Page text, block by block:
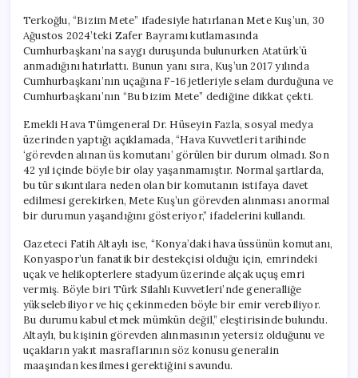
Terkoğlu, “Bizim Mete” ifadesiyle hatırlanan Mete Kuş’un, 30
Ağustos 2024’teki Zafer Bayramı kutlamasında
Cumhurbaşkanı’na saygı duruşunda bulunurken Atatürk’ü
anmadığını hatırlattı. Bunun yanı sıra, Kuş’un 2017 yılında
Cumhurbaşkanı’nın uçağına F-16 jetleriyle selam durduğuna ve
Cumhurbaşkanı’nın “Bu bizim Mete” dediğine dikkat çekti.
Emekli Hava Tümgeneral Dr. Hüseyin Fazla, sosyal medya
üzerinden yaptığı açıklamada, “Hava Kuvvetleri tarihinde
‘görevden alınan üs komutanı’ görülen bir durum olmadı. Son
42 yıl içinde böyle bir olay yaşanmamıştır. Normal şartlarda,
bu tür sıkıntılara neden olan bir komutanın istifaya davet
edilmesi gerekirken, Mete Kuş’un görevden alınması anormal
bir durumun yaşandığını gösteriyor,” ifadelerini kullandı.
Gazeteci Fatih Altaylı ise, “Konya’daki hava üssünün komutanı,
Konyaspor’un fanatik bir destekçisi olduğu için, emrindeki
uçak ve helikopterlere stadyum üzerinde alçak uçuş emri
vermiş. Böyle biri Türk Silahlı Kuvvetleri’nde generalliğe
yükselebiliyor ve hiç çekinmeden böyle bir emir verebiliyor.
Bu durumu kabul etmek mümkün değil,” eleştirisinde bulundu.
Altaylı, bu kişinin görevden alınmasının yetersiz olduğunu ve
uçakların yakıt masraflarının söz konusu generalin
maaşından kesilmesi gerektiğini savundu.